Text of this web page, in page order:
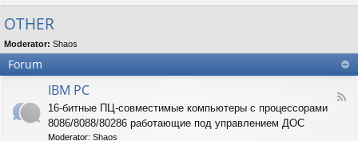
s
OTHER
Moderator: Shaos
Forum
F
IBM PC
16-битные ПЦ-совместимые компьютеры с процессорами
8086/8088/80286 работающие под управлением ДОС
Moderator: Shaos